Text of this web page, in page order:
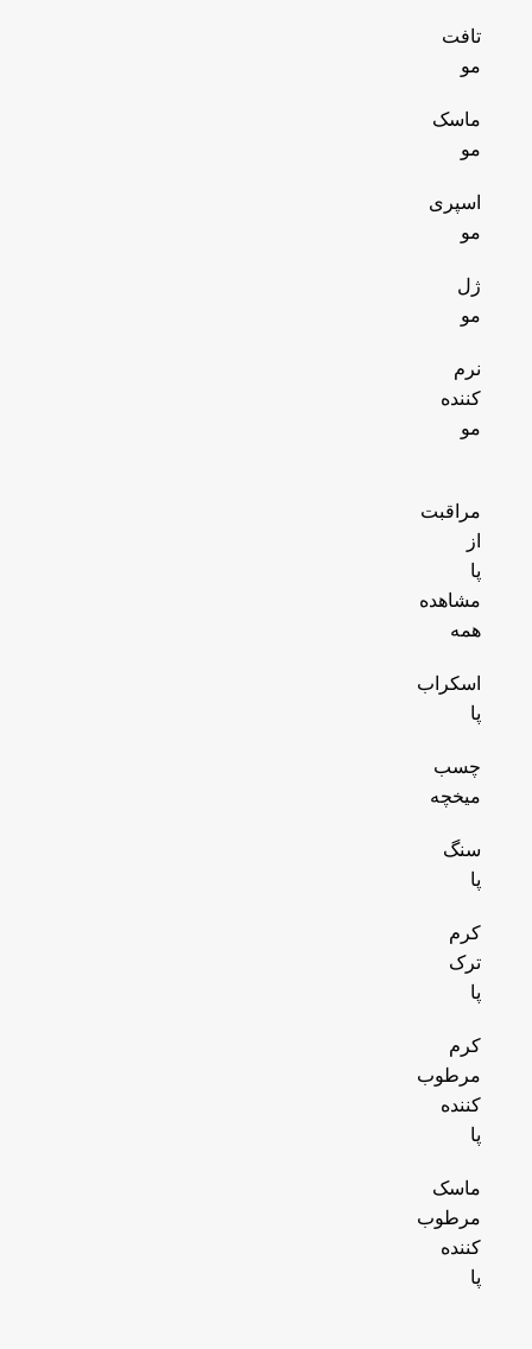
تافت
مو
ماسک
مو
اسپری
مو
ژل
مو
نرم
کننده
مو
مراقبت
از
پا
مشاهده
همه
اسکراب
پا
چسب
میخچه
سنگ
پا
کرم
ترک
پا
کرم
مرطوب
کننده
پا
ماسک
مرطوب
کننده
پا